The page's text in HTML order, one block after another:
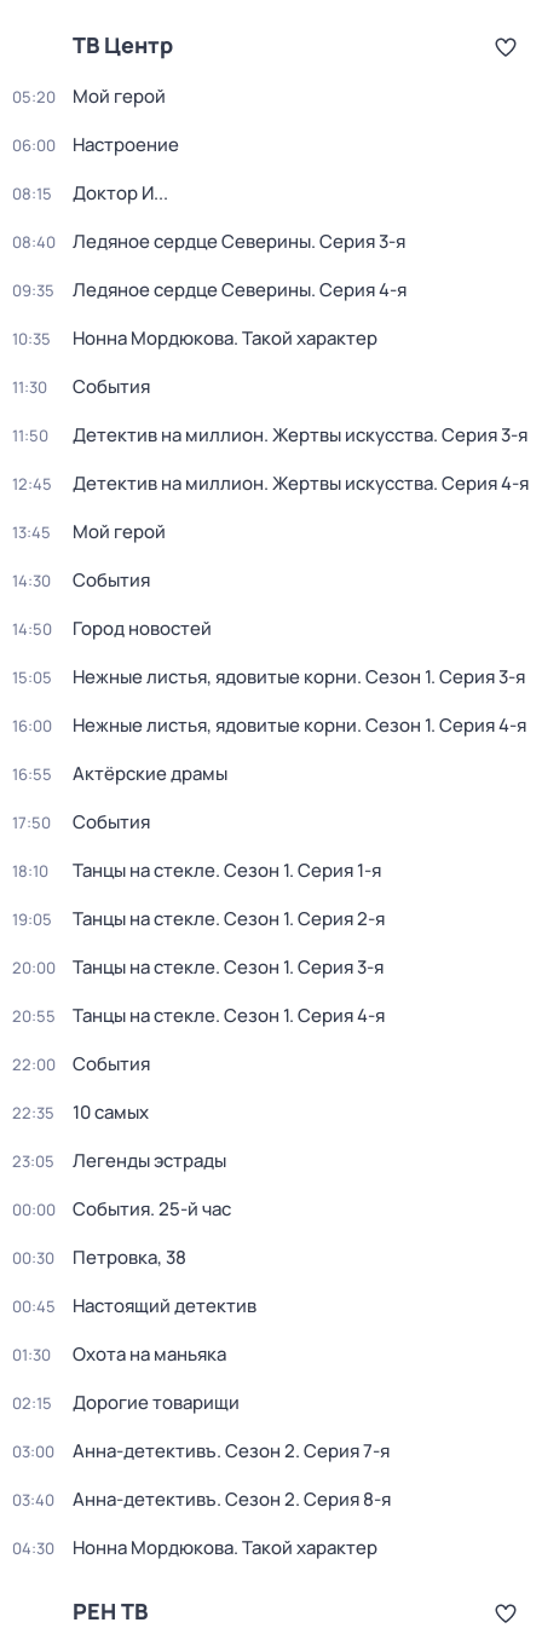
ТВ Центр
05:20 Мой герой
06:00 Настроение
08:15 Доктор И...
08:40 Ледяное сердце Северины. Серия 3-я
09:35 Ледяное сердце Северины. Серия 4-я
10:35 Нонна Мордюкова. Такой характер
11:30 События
11:50 Детектив на миллион. Жертвы искусства. Серия 3-я
12:45 Детектив на миллион. Жертвы искусства. Серия 4-я
13:45 Мой герой
14:30 События
14:50 Город новостей
15:05 Нежные листья, ядовитые корни. Сезон 1. Серия 3-я
16:00 Нежные листья, ядовитые корни. Сезон 1. Серия 4-я
16:55 Актёрские драмы
17:50 События
18:10 Танцы на стекле. Сезон 1. Серия 1-я
19:05 Танцы на стекле. Сезон 1. Серия 2-я
20:00 Танцы на стекле. Сезон 1. Серия 3-я
20:55 Танцы на стекле. Сезон 1. Серия 4-я
22:00 События
22:35 10 самых
23:05 Легенды эстрады
00:00 События. 25-й час
00:30 Петровка, 38
00:45 Настоящий детектив
01:30 Охота на маньяка
02:15 Дорогие товарищи
03:00 Анна-детективъ. Сезон 2. Серия 7-я
03:40 Анна-детективъ. Сезон 2. Серия 8-я
04:30 Нонна Мордюкова. Такой характер
РЕН ТВ